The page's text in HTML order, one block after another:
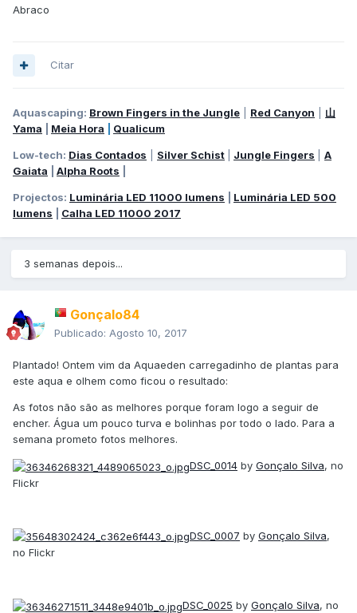
Abraco
Citar
Aquascaping: Brown Fingers in the Jungle Red Canyon
山
Yama
Meia Hora Qualicum
Low-tech: Dias Contados Silver Schist Jungle Fingers
A
Gaiata
Alpha Roots
Projectos: Luminária LED 11000 lumens
Luminária LED 500
lumens
Calha LED 11000 2017
3 semanas depois...
Gonçalo84
Publicado: Agosto 10, 2017
Plantado! Ontem vim da Aquaeden carregadinho de plantas para
este aqua e olhem como ficou o resultado:
As fotos não são as melhores porque foram logo a seguir de
encher. Água um pouco turva e bolinhas por todo o lado. Para a
semana prometo fotos melhores.
DSC_0014 by Gonçalo Silva, no
Flickr
DSC_0007 by Gonçalo Silva,
no Flickr
DSC_0025 by Gonçalo Silva, no